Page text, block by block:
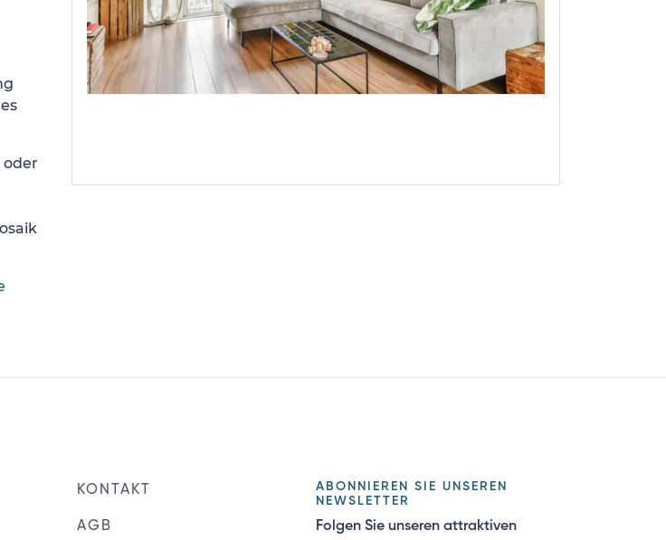
oder
KONTAKT
AGB
ABONNIEREN SIE UNSEREN
NEWSLETTER
Folgen Sie unseren attraktiven